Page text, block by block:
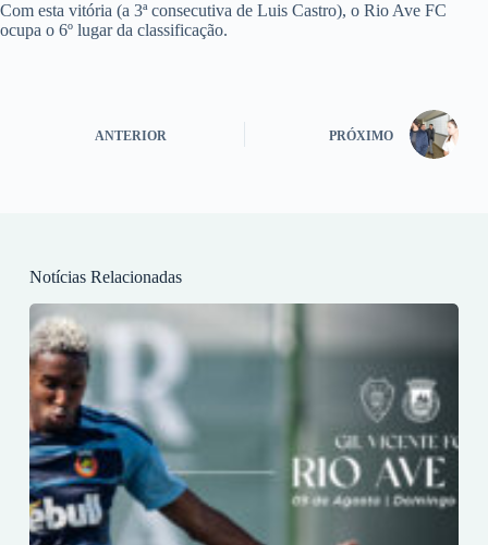
Com esta vitória (a 3ª consecutiva de Luis Castro), o Rio Ave FC
ocupa o 6º lugar da classificação.
ANTERIOR PRÓXIMO
Notícias Relacionadas